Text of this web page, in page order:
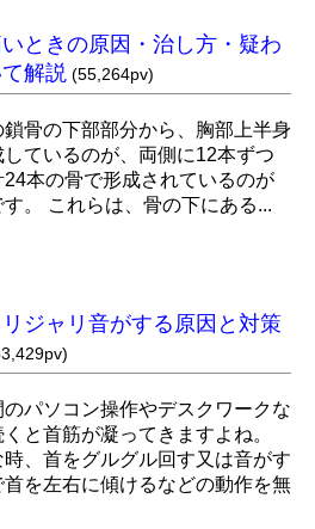
ときの原因・治し方・疑わ
解説 (55,264pv)
鎖骨の下部部分から、胸部上半身
しているのが、両側に12本ずつ
24本の骨で形成されているのが
す。 これらは、骨の下にある...
ジャリ音がする原因と対策
のパソコン操作やデスクワークな
くと首筋が凝ってきますよね。
時、首をグルグル回す又は音がす
首を左右に傾けるなどの動作を無